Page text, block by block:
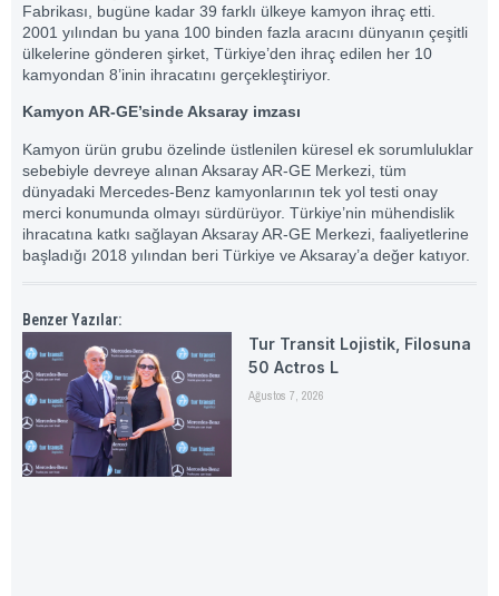
Fabrikası, bugüne kadar 39 farklı ülkeye kamyon ihraç etti.
2001 yılından bu yana 100 binden fazla aracını dünyanın çeşitli
ülkelerine gönderen şirket, Türkiye’den ihraç edilen her 10
kamyondan 8’inin ihracatını gerçekleştiriyor.
Kamyon AR-GE’sinde Aksaray imzası
Kamyon ürün grubu özelinde üstlenilen küresel ek sorumluluklar
sebebiyle devreye alınan Aksaray AR-GE Merkezi, tüm
dünyadaki Mercedes-Benz kamyonlarının tek yol testi onay
merci konumunda olmayı sürdürüyor. Türkiye’nin mühendislik
ihracatına katkı sağlayan Aksaray AR-GE Merkezi, faaliyetlerine
başladığı 2018 yılından beri Türkiye ve Aksaray’a değer katıyor.
Benzer Yazılar:
Tur Transit Lojistik, Filosuna
50 Actros L
Ağustos 7, 2026